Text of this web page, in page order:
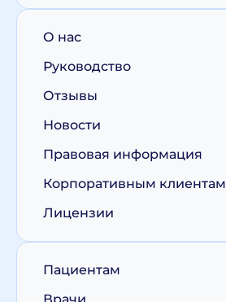
О нас
Руководство
Отзывы
Новости
Правовая информация
Корпоративным клиентам
Лицензии
Пациентам